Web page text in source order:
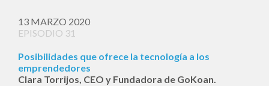
13 MARZO 2020
EPISODIO 31
Posibilidades que ofrece la tecnología a los
emprendedores
Clara Torrijos, CEO y Fundadora de GoKoan.